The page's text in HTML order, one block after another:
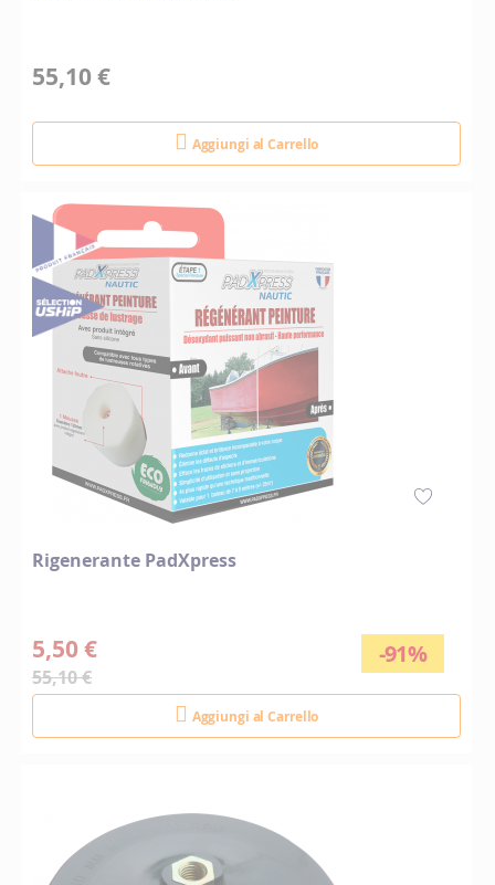
55,10 €
Aggiungi al Carrello
Rigenerante PadXpress
-91%
5,50 €
55,10 €
Aggiungi al Carrello